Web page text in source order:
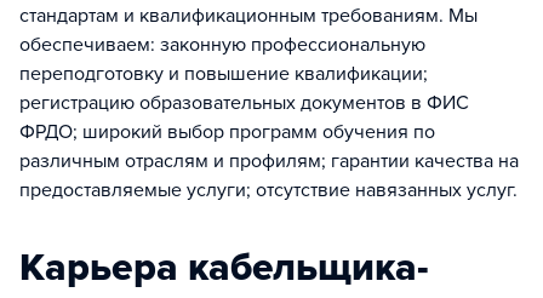
стандартам и квалификационным требованиям. Мы
обеспечиваем: законную профессиональную
переподготовку и повышение квалификации;
регистрацию образовательных документов в ФИС
ФРДО; широкий выбор программ обучения по
различным отраслям и профилям; гарантии качества на
предоставляемые услуги; отсутствие навязанных услуг.
Карьера кабельщика-